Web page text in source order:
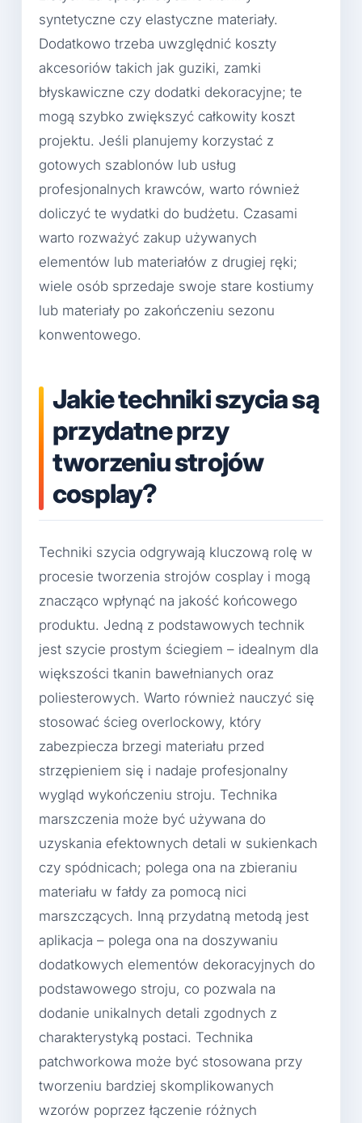
syntetyczne czy elastyczne materiały.
Dodatkowo trzeba uwzględnić koszty
akcesoriów takich jak guziki, zamki
błyskawiczne czy dodatki dekoracyjne; te
mogą szybko zwiększyć całkowity koszt
projektu. Jeśli planujemy korzystać z
gotowych szablonów lub usług
profesjonalnych krawców, warto również
doliczyć te wydatki do budżetu. Czasami
warto rozważyć zakup używanych
elementów lub materiałów z drugiej ręki;
wiele osób sprzedaje swoje stare kostiumy
lub materiały po zakończeniu sezonu
konwentowego.
Jakie techniki szycia są
przydatne przy
tworzeniu strojów
cosplay?
Techniki szycia odgrywają kluczową rolę w
procesie tworzenia strojów cosplay i mogą
znacząco wpłynąć na jakość końcowego
produktu. Jedną z podstawowych technik
jest szycie prostym ściegiem – idealnym dla
większości tkanin bawełnianych oraz
poliesterowych. Warto również nauczyć się
stosować ścieg overlockowy, który
zabezpiecza brzegi materiału przed
strzępieniem się i nadaje profesjonalny
wygląd wykończeniu stroju. Technika
marszczenia może być używana do
uzyskania efektownych detali w sukienkach
czy spódnicach; polega ona na zbieraniu
materiału w fałdy za pomocą nici
marszczących. Inną przydatną metodą jest
aplikacja – polega ona na doszywaniu
dodatkowych elementów dekoracyjnych do
podstawowego stroju, co pozwala na
dodanie unikalnych detali zgodnych z
charakterystyką postaci. Technika
patchworkowa może być stosowana przy
tworzeniu bardziej skomplikowanych
wzorów poprzez łączenie różnych